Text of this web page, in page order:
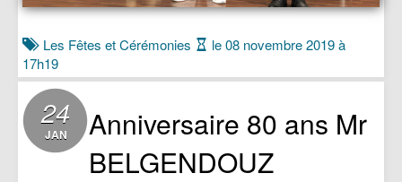
Les Fêtes et Cérémonies
le 08 novembre 2019 à
17h19
24
JAN
Anniversaire 80 ans Mr
BELGENDOUZ